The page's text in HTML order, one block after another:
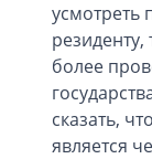
Ирландские
Ирландские
Компании в
Компании на
Канадские
усмотреть
более
сказать,
является